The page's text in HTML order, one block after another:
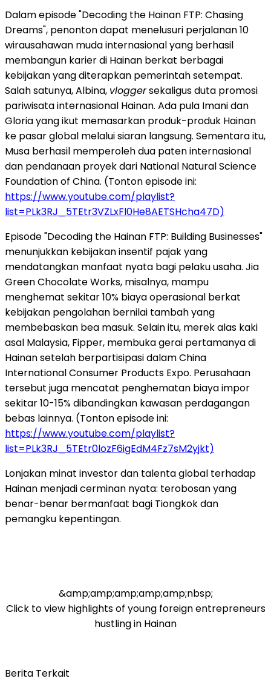
Dalam episode "Decoding the Hainan FTP: Chasing
Dreams", penonton dapat menelusuri perjalanan 10
wirausahawan muda internasional yang berhasil
membangun karier di Hainan berkat berbagai
kebijakan yang diterapkan pemerintah setempat.
Salah satunya, Albina, vloggersekaligus duta promosi
pariwisata internasional Hainan. Ada pula Imani dan
Gloria yang ikut memasarkan produk-produk Hainan
ke pasar global melalui siaran langsung. Sementara itu,
Musa berhasil memperoleh dua paten internasional
dan pendanaan proyek dari National Natural Science
Foundation of China. (Tonton episode ini:
https://www.youtube.com/playlist?
list=PLk3RJ_5TEtr3VZLxFl0He8AETSHcha47D)
Episode "Decoding the Hainan FTP: Building Businesses"
menunjukkan kebijakan insentif pajak yang
mendatangkan manfaat nyata bagi pelaku usaha. Jia
Green Chocolate Works, misalnya, mampu
menghemat sekitar 10% biaya operasional berkat
kebijakan pengolahan bernilai tambah yang
membebaskan bea masuk. Selain itu, merek alas kaki
asal Malaysia, Fipper, membuka gerai pertamanya di
Hainan setelah berpartisipasi dalam China
International Consumer Products Expo. Perusahaan
tersebut juga mencatat penghematan biaya impor
sekitar 10-15% dibandingkan kawasan perdagangan
bebas lainnya. (Tonton episode ini:
https://www.youtube.com/playlist?
list=PLk3RJ_5TEtr0lozF6igEdM4Fz7sM2yjkt)
Lonjakan minat investor dan talenta global terhadap
Hainan menjadi cerminan nyata: terobosan yang
benar-benar bermanfaat bagi Tiongkok dan
pemangku kepentingan.
&amp;amp;amp;amp;amp;nbsp;
Click to view highlights of young foreign entrepreneurs
hustling in Hainan
Berita Terkait